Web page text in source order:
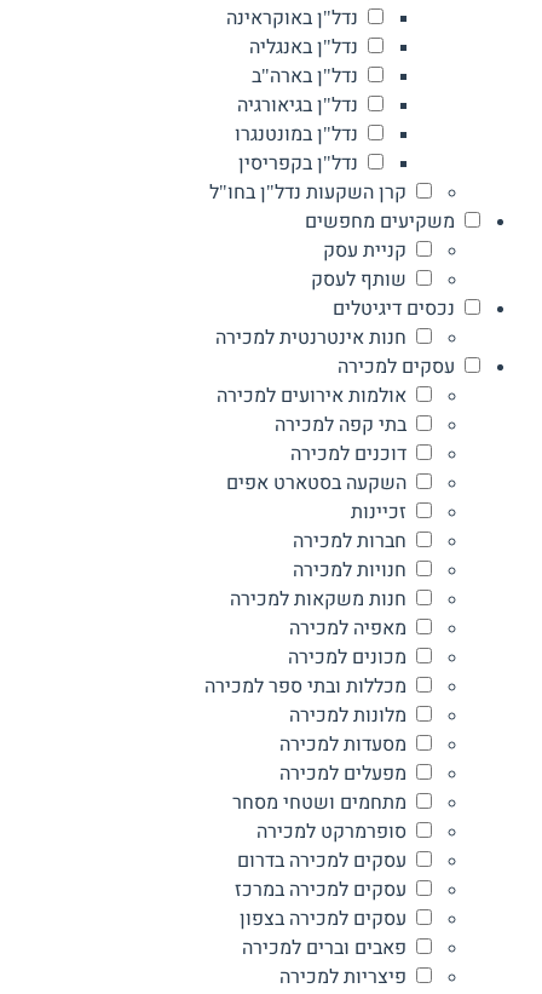
נדל"ן באוקראינה
נדל"ן באנגליה
נדל"ן בארה"ב
נדל"ן בגיאורגיה
נדל"ן במונטנגרו
נדל"ן בקפריסין
קרן השקעות נדל"ן בחו"ל
משקיעים מחפשים
קניית עסק
שותף לעסק
נכסים דיגיטלים
חנות אינטרנטית למכירה
עסקים למכירה
אולמות אירועים למכירה
בתי קפה למכירה
דוכנים למכירה
השקעה בסטארט אפים
זכיינות
חברות למכירה
חנויות למכירה
חנות משקאות למכירה
מאפיה למכירה
מכונים למכירה
מכללות ובתי ספר למכירה
מלונות למכירה
מסעדות למכירה
מפעלים למכירה
מתחמים ושטחי מסחר
סופרמרקט למכירה
עסקים למכירה בדרום
עסקים למכירה במרכז
עסקים למכירה בצפון
פאבים וברים למכירה
פיצריות למכירה